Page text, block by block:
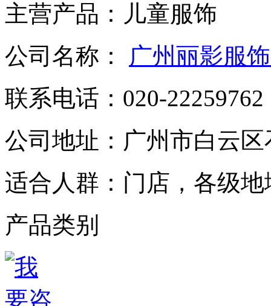
主营产品： 儿童服饰
公司名称： 广州丽影服
联系电话： 020-22259762
公司地址： 广州市白云
适合人群： 门店，各级
产品类别